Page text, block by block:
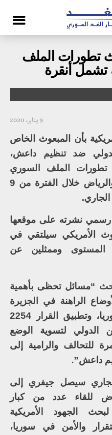
تطورات الملف
تشمل أنقرة
9 يناير، 2020
بأن المبعوث الخاص
ضد تنظيم داعش،
الملف السوري
خلال جولة تشمل أنقرة والرياض خلال الفترة من 9
رسمي نشرته على موقعها
الأمريكي سيلتقي في
المستوى وممثلين عن
“مسائل تحظى بأهمية
الراهنة في الجزيرة
السورية شمال شرق سوريا، وتطبيق القرار 2254
الدولي لتسوية الوضع
للتحالف والرامية إلى
داعش”.
الجاري سيصل جيفري إلى
للقاء عدد من كبار
الجهود الأمريكية
والأمن في سوريا،